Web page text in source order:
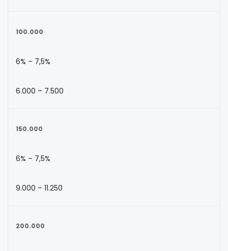
100.000
6% – 7,5%
6.000 – 7.500
150.000
6% – 7,5%
9.000 – 11.250
200.000